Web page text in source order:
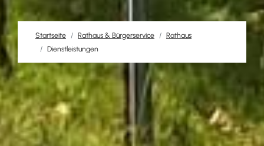
Startseite Rathaus & Bürgerservice
Rathaus
Dienstleistungen